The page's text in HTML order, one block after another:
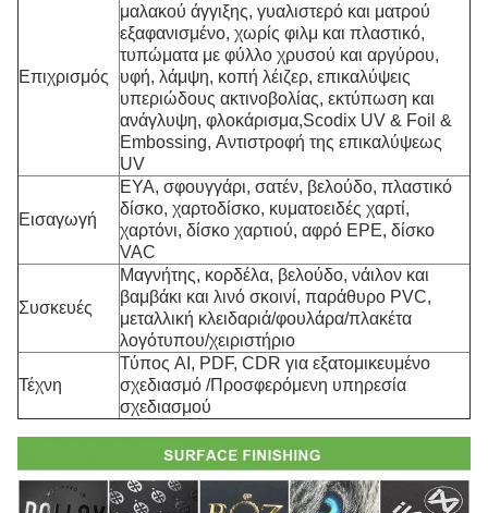
Επιχρισμός
μαλακού άγγιξης, γυαλιστερό και ματρού
εξαφανισμένο, χωρίς φιλμ και πλαστικό,
τυπώματα με φύλλο χρυσού και αργύρου,
υφή, λάμψη, κοπή λέιζερ, επικαλύψεις
υπεριώδους ακτινοβολίας, εκτύπωση και
ανάγλυψη, φλοκάρισμα,Scodix UV & Foil &
Embossing, Αντιστροφή της επικαλύψεως
UV
Εισαγωγή
ΕΥΑ, σφουγγάρι, σατέν, βελούδο, πλαστικό
δίσκο, χαρτοδίσκο, κυματοειδές χαρτί,
χαρτόνι, δίσκο χαρτιού, αφρό EPE, δίσκο
VAC
Συσκευές
Μαγνήτης, κορδέλα, βελούδο, νάιλον και
βαμβάκι και λινό σκοινί, παράθυρο PVC,
μεταλλική κλειδαριά/φουλάρα/πλακέτα
λογότυπου/χειριστήριο
Τέχνη
Τύπος AI, PDF, CDR για εξατομικευμένο
σχεδιασμό /Προσφερόμενη υπηρεσία
σχεδιασμού